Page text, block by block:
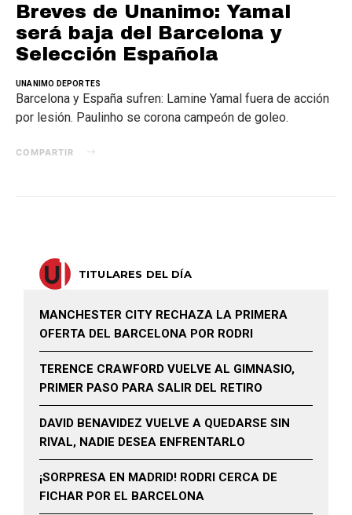
Breves de Unanimo: Yamal
será baja del Barcelona y
Selección Española
UNANIMO DEPORTES
Barcelona y España sufren: Lamine Yamal fuera de acción
por lesión. Paulinho se corona campeón de goleo.
COMPARTIR
TITULARES DEL DÍA
MANCHESTER CITY RECHAZA LA PRIMERA
OFERTA DEL BARCELONA POR RODRI
TERENCE CRAWFORD VUELVE AL GIMNASIO,
PRIMER PASO PARA SALIR DEL RETIRO
DAVID BENAVIDEZ VUELVE A QUEDARSE SIN
RIVAL, NADIE DESEA ENFRENTARLO
¡SORPRESA EN MADRID! RODRI CERCA DE
FICHAR POR EL BARCELONA